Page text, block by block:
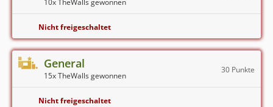
10x TheWalls gewonnen
Nicht freigeschaltet
General
15x TheWalls gewonnen
30 Punkte
Nicht freigeschaltet